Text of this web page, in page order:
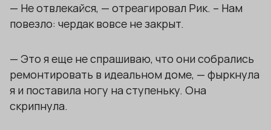
— Не отвлекайся, — отреагировал Рик. – Нам
повезло: чердак вовсе не закрыт.
— Это я еще не спрашиваю, что они собрались
ремонтировать в идеальном доме, — фыркнула
я и поставила ногу на ступеньку. Она
скрипнула.